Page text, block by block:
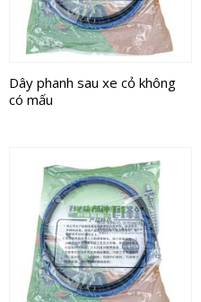
Dây phanh sau xe cỏ không
có mấu